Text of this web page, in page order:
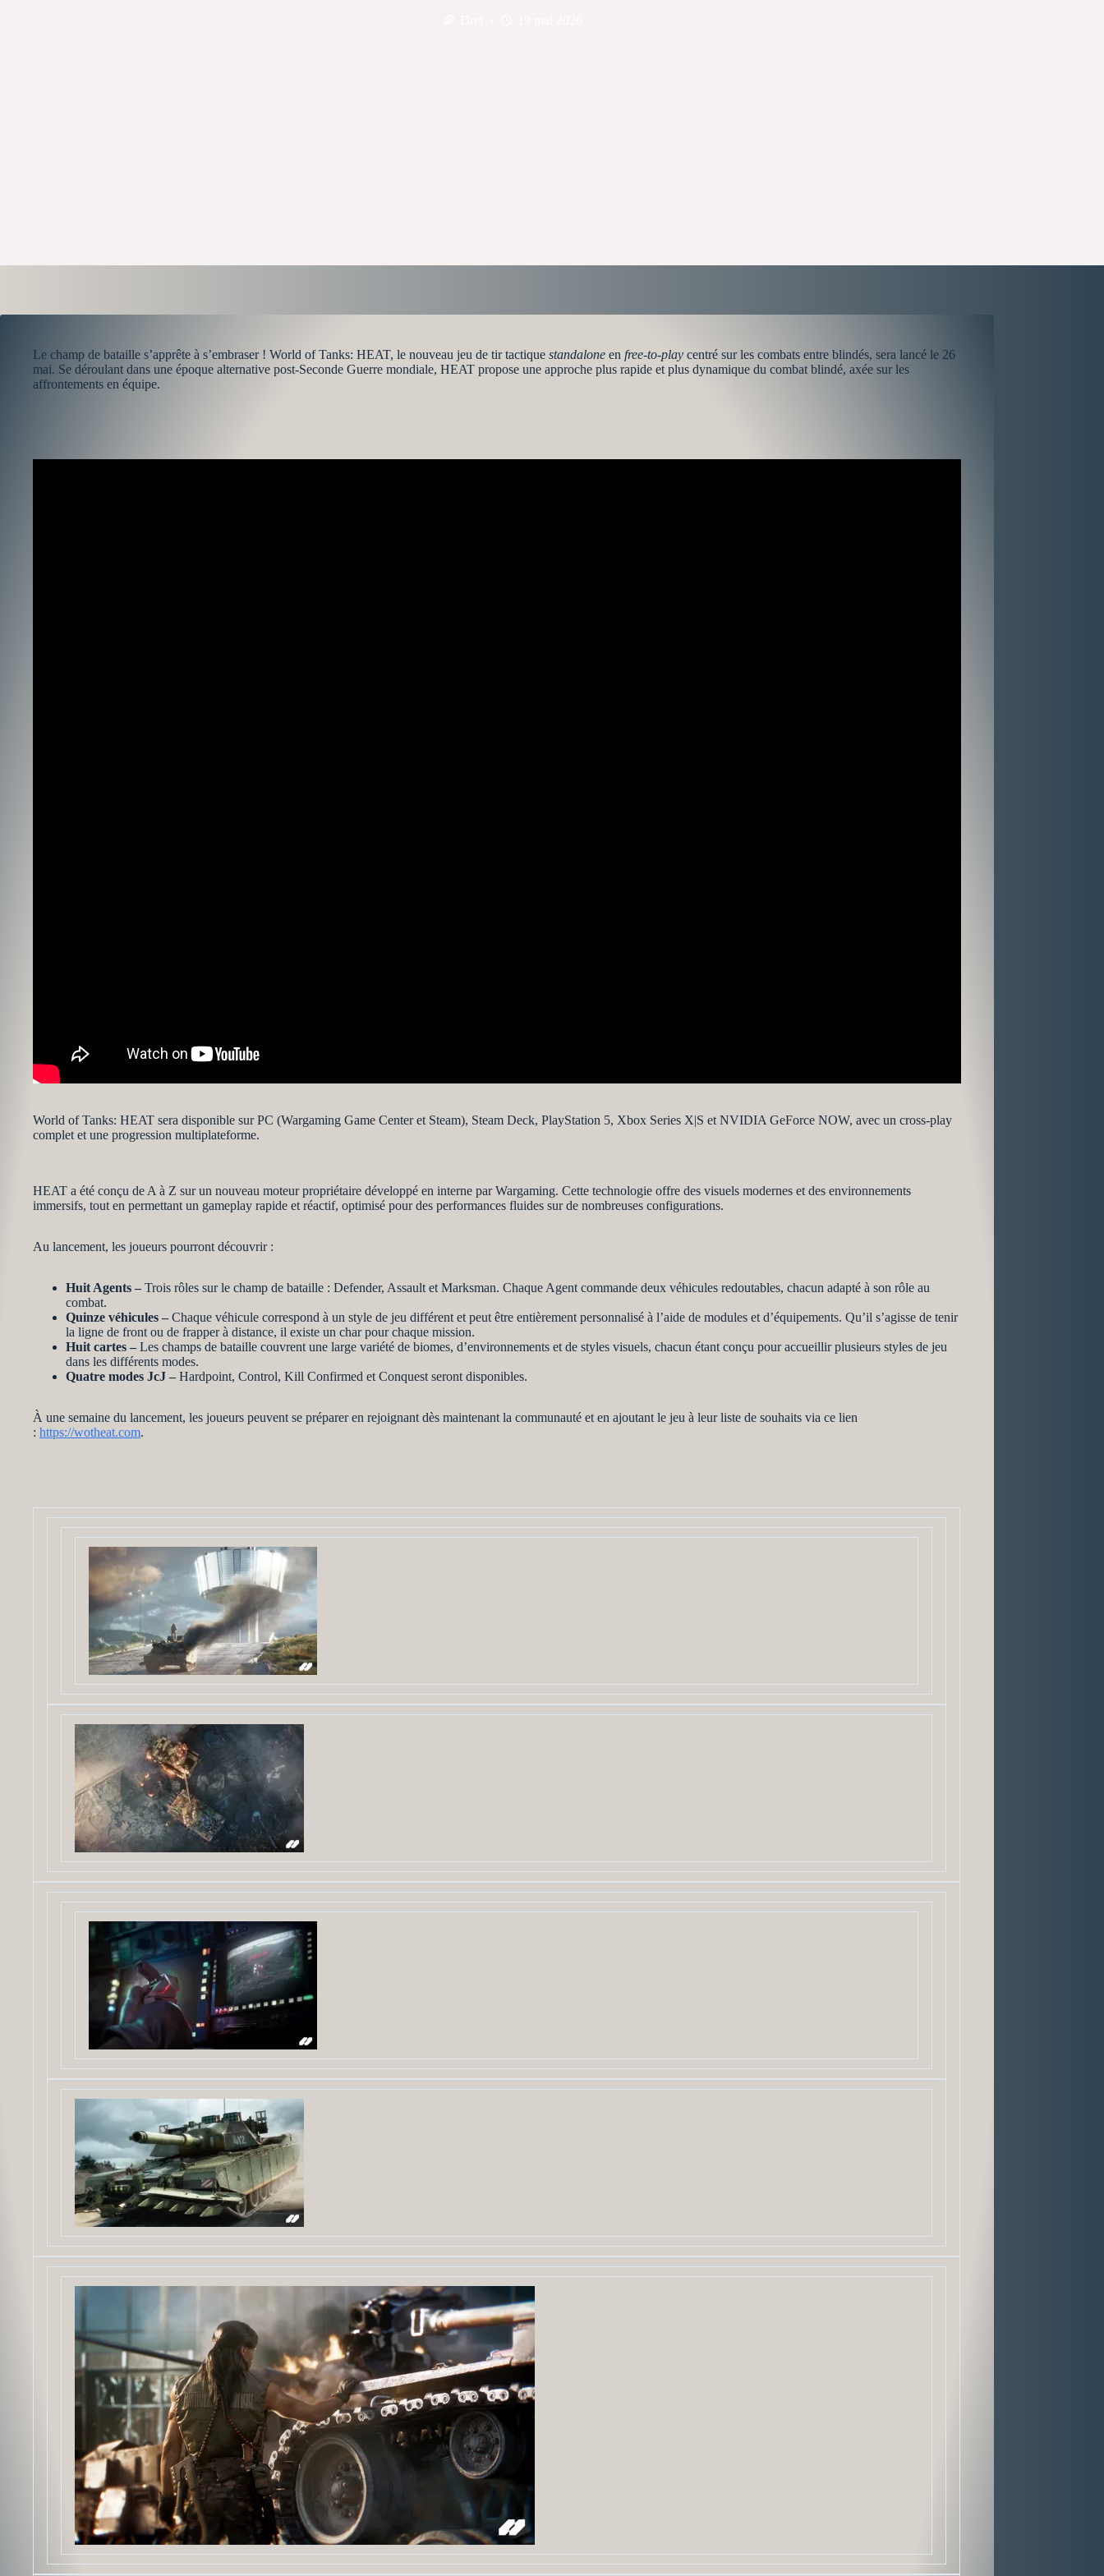
Le champ de bataille s’apprête à s’embraser ! World of Tanks: HEAT, le nouveau jeu de tir tactique standalone en free-to-play centré sur les combats entre blindés, sera lancé le 26
mai. Se déroulant dans une époque alternative post-Seconde Guerre mondiale, HEAT propose une approche plus rapide et plus dynamique du combat blindé, axée sur les
affrontements en équipe.
World of Tanks: HEAT sera disponible sur PC (Wargaming Game Center et Steam), Steam Deck, PlayStation 5, Xbox Series X|S et NVIDIA GeForce NOW, avec un cross-play
complet et une progression multiplateforme.
HEAT a été conçu de A à Z sur un nouveau moteur propriétaire développé en interne par Wargaming. Cette technologie offre des visuels modernes et des environnements
immersifs, tout en permettant un gameplay rapide et réactif, optimisé pour des performances fluides sur de nombreuses configurations.
Au lancement, les joueurs pourront découvrir :
Huit Agents – Trois rôles sur le champ de bataille : Defender, Assault et Marksman. Chaque Agent commande deux véhicules redoutables, chacun adapté à son rôle au
combat.
Quinze véhicules – Chaque véhicule correspond à un style de jeu différent et peut être entièrement personnalisé à l’aide de modules et d’équipements. Qu’il s’agisse de tenir
la ligne de front ou de frapper à distance, il existe un char pour chaque mission.
Huit cartes – Les champs de bataille couvrent une large variété de biomes, d’environnements et de styles visuels, chacun étant conçu pour accueillir plusieurs styles de jeu
dans les différents modes.
Quatre modes JcJ – Hardpoint, Control, Kill Confirmed et Conquest seront disponibles.
À une semaine du lancement, les joueurs peuvent se préparer en rejoignant dès maintenant la communauté et en ajoutant le jeu à leur liste de souhaits via ce lien
: https://wotheat.com.